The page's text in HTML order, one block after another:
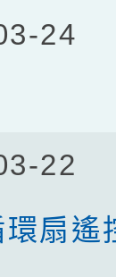
24
22
環扇遙